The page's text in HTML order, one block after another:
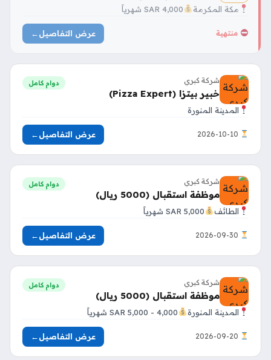
مكة المكرمة 4,000 SAR شهرياً
منتهية عرض التفاصيل←
شركة كبري
خبير بيتزا (Pizza Expert)
دوام كامل
المدينة المنورة
عرض التفاصيل←
شركة كبري
موظفة استقبال (5000 ريال)
دوام كامل
الطائف 5,000 SAR شهرياً
عرض التفاصيل←
شركة كبري
موظفة استقبال (5000 ريال)
دوام كامل
المدينة المنورة 4,000 - 5,000 SAR شهرياً
عرض التفاصيل←